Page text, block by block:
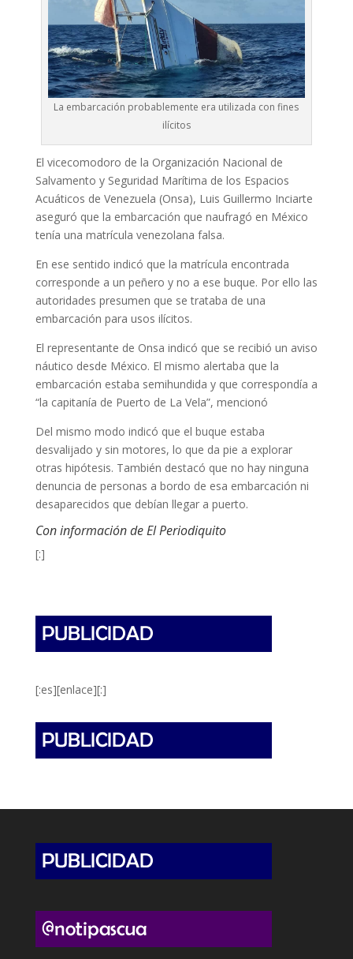
La embarcación probablemente era utilizada con fines
ilícitos
El vicecomodoro de la Organización Nacional de
Salvamento y Seguridad Marítima de los Espacios
Acuáticos de Venezuela (Onsa), Luis Guillermo Inciarte
aseguró que la embarcación que naufragó en México
tenía una matrícula venezolana falsa.
En ese sentido indicó que la matrícula encontrada
corresponde a un peñero y no a ese buque. Por ello las
autoridades presumen que se trataba de una
embarcación para usos ilícitos.
El representante de Onsa indicó que se recibió un aviso
náutico desde México. El mismo alertaba que la
embarcación estaba semihundida y que correspondía a
“la capitanía de Puerto de La Vela”, mencionó
Del mismo modo indicó que el buque estaba
desvalijado y sin motores, lo que da pie a explorar
otras hipótesis. También destacó que no hay ninguna
denuncia de personas a bordo de esa embarcación ni
desaparecidos que debían llegar a puerto.
Con información de El Periodiquito
[:]
[:es][enlace][:]